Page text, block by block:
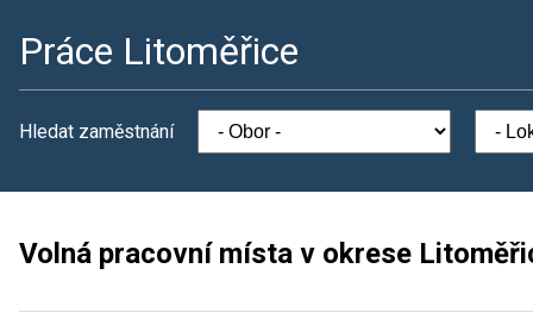
Práce Litoměřice
Hledat zaměstnání
Volná pracovní místa v okrese